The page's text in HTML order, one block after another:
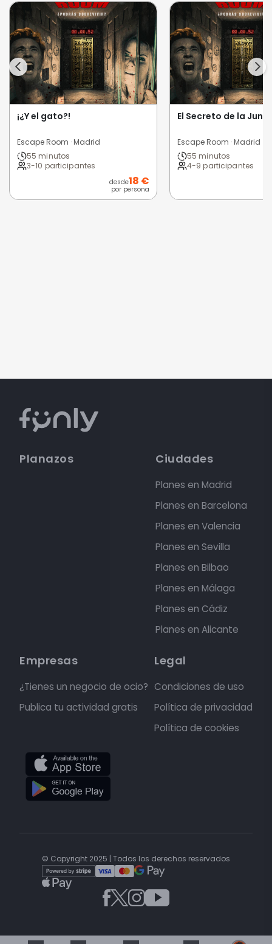
¡¿Y el gato?!
Escape Room · Madrid
55 minutos
3-10 participantes
desde18 €
por persona
El Secreto de la
Escape Room · Madrid
55 minutos
4-9 participantes
Planazos Ciudades
Planes en Madrid
Planes en Barcelona
Planes en Valencia
Planes en Sevilla
Planes en Bilbao
Planes en Málaga
Planes en Cádiz
Planes en Alicante
Empresas
¿Tienes un negocio de ocio?
Publica tu actividad gratis
Legal
Condiciones de uso
Política de privacidad
Política de cookies
© Copyright 2025 | Todos los derechos reservados